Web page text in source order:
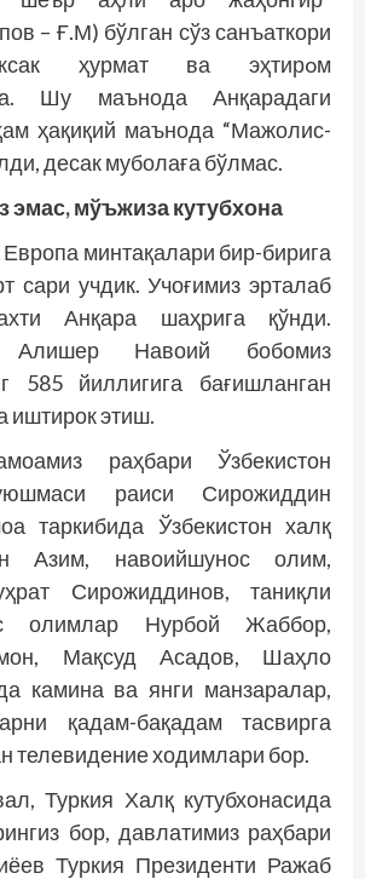
– Ғ.М) бўлган сўз санъаткори
ҳурмат ва эҳтирoм
Шу маънода Анқарадаги
ҳақиқий маънода “Мажолис-
десак муболаға бўлмас.
эмас, мўъжиза кутубхона
минтақалари бир-бирига
сари учдик. Учоғимиз эрталаб
Анқара шаҳрига қўнди.
Алишер Навоий бобомиз
585 йиллигига бағишланган
иштирок этиш.
раҳбари Ўзбекистон
раиси Сирожиддин
таркибида Ўзбекистон халқ
Азим, навоийшунос олим,
Сирожиддинов, таниқли
олимлар Нурбой Жаббор,
Мақсуд Асадов, Шаҳло
камина ва янги манзаралар,
қадам-бақадам тасвирга
телевидение ходимлари бор.
Туркия Халқ кутубхонасида
бор, давлатимиз раҳбари
Туркия Президенти Ражаб